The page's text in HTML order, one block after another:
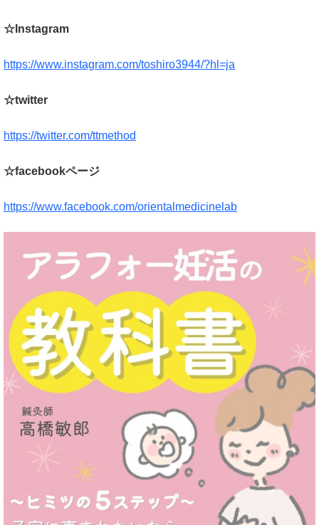
☆Instagram
https://www.instagram.com/toshiro3944/?hl=ja
☆twitter
https://twitter.com/ttmethod
☆facebookページ
https://www.facebook.com/orientalmedicinelab